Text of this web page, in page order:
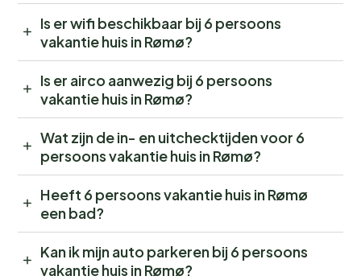
Is er wifi beschikbaar bij 6 persoons
vakantie huis in Rømø?
Is er airco aanwezig bij 6 persoons
vakantie huis in Rømø?
Wat zijn de in- en uitchecktijden voor 6
persoons vakantie huis in Rømø?
Heeft 6 persoons vakantie huis in Rømø
een bad?
Kan ik mijn auto parkeren bij 6 persoons
vakantie huis in Rømø?